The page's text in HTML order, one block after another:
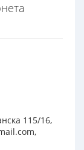
115/16,